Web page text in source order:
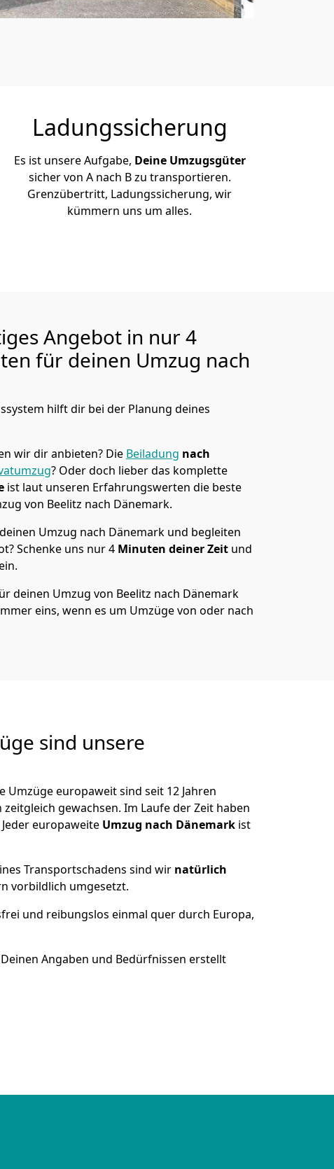
Ladungssicherung
Es ist unsere Aufgabe, Deine Umzugsgüter
sicher von A nach B zu transportieren.
Grenzübertritt, Ladungssicherung, wir
kümmern uns um alles.
Angebot in nur 4
für deinen Umzug nach
hilft dir bei der Planung deines
wir dir anbieten? Die Beiladung nach
? Oder doch lieber das komplette
ist laut unseren Erfahrungswerten die beste
von Beelitz nach Dänemark.
Umzug nach Dänemark und begleiten
Schenke uns nur4 Minuten deiner Zeit und
deinen Umzug von Beelitz nach Dänemark
eins, wenn es um Umzüge von oder nach
sind unsere
Umzüge europaweit sind seit 12 Jahren
gewachsen. Im Laufe der Zeit haben
europaweite Umzug nach Dänemark ist
Transportschadens sind wir natürlich
vorbildlich umgesetzt.
und reibungslos einmal quer durch Europa,
Angaben und Bedürfnissen erstellt